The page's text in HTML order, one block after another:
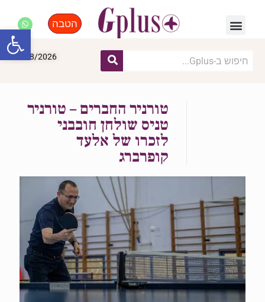
הטבה
06/08/2026
טורניר החברים – טורניר
טניס שולחן חובבני
לזכרו של אלעד
קופרברג
פתח